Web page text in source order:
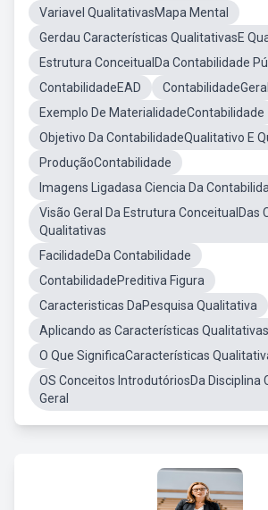
Variavel QualitativasMapa Mental
Gerdau Características QualitativasE
Estrutura ConceitualDa Contabilidade
ContabilidadeEAD
Exemplo De MaterialidadeContabilidade
Objetivo Da ContabilidadeQualitativo E
ProduçãoContabilidade
Imagens Ligadasa Ciencia Da
Visão Geral Da Estrutura ConceitualDas
Qualitativas
FacilidadeDa Contabilidade
ContabilidadePreditiva Figura
Caracteristicas DaPesquisa Qualitativa
Aplicando as Características
O Que SignificaCaracterísticas
OS Conceitos IntrodutóriosDa Disciplina
Geral